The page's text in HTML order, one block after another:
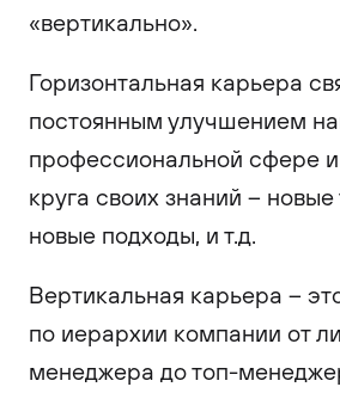
«вертикально».
Горизонтальная карьера
постоянным улучшением
профессиональной сфере
круга своих знаний – новые
новые подходы, и т.д.
Вертикальная карьера –
по иерархии компании от
менеджера до топ-